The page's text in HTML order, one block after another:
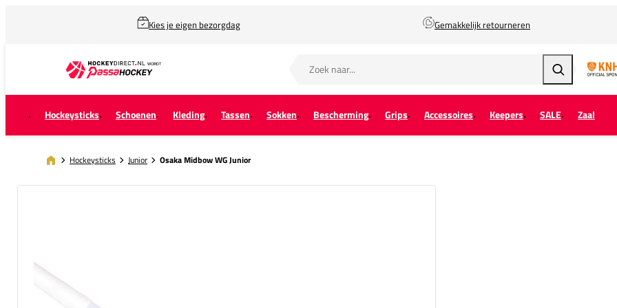
Kies je eigen bezorgdag Gemakkelijk retourneren
Zoeken
Hockeysticks Schoenen Kleding Tassen Sokken Bescherming Grips Accessoires Keepers SALE Zaal
Hockeysticks Junior Osaka Midbow WG Junior